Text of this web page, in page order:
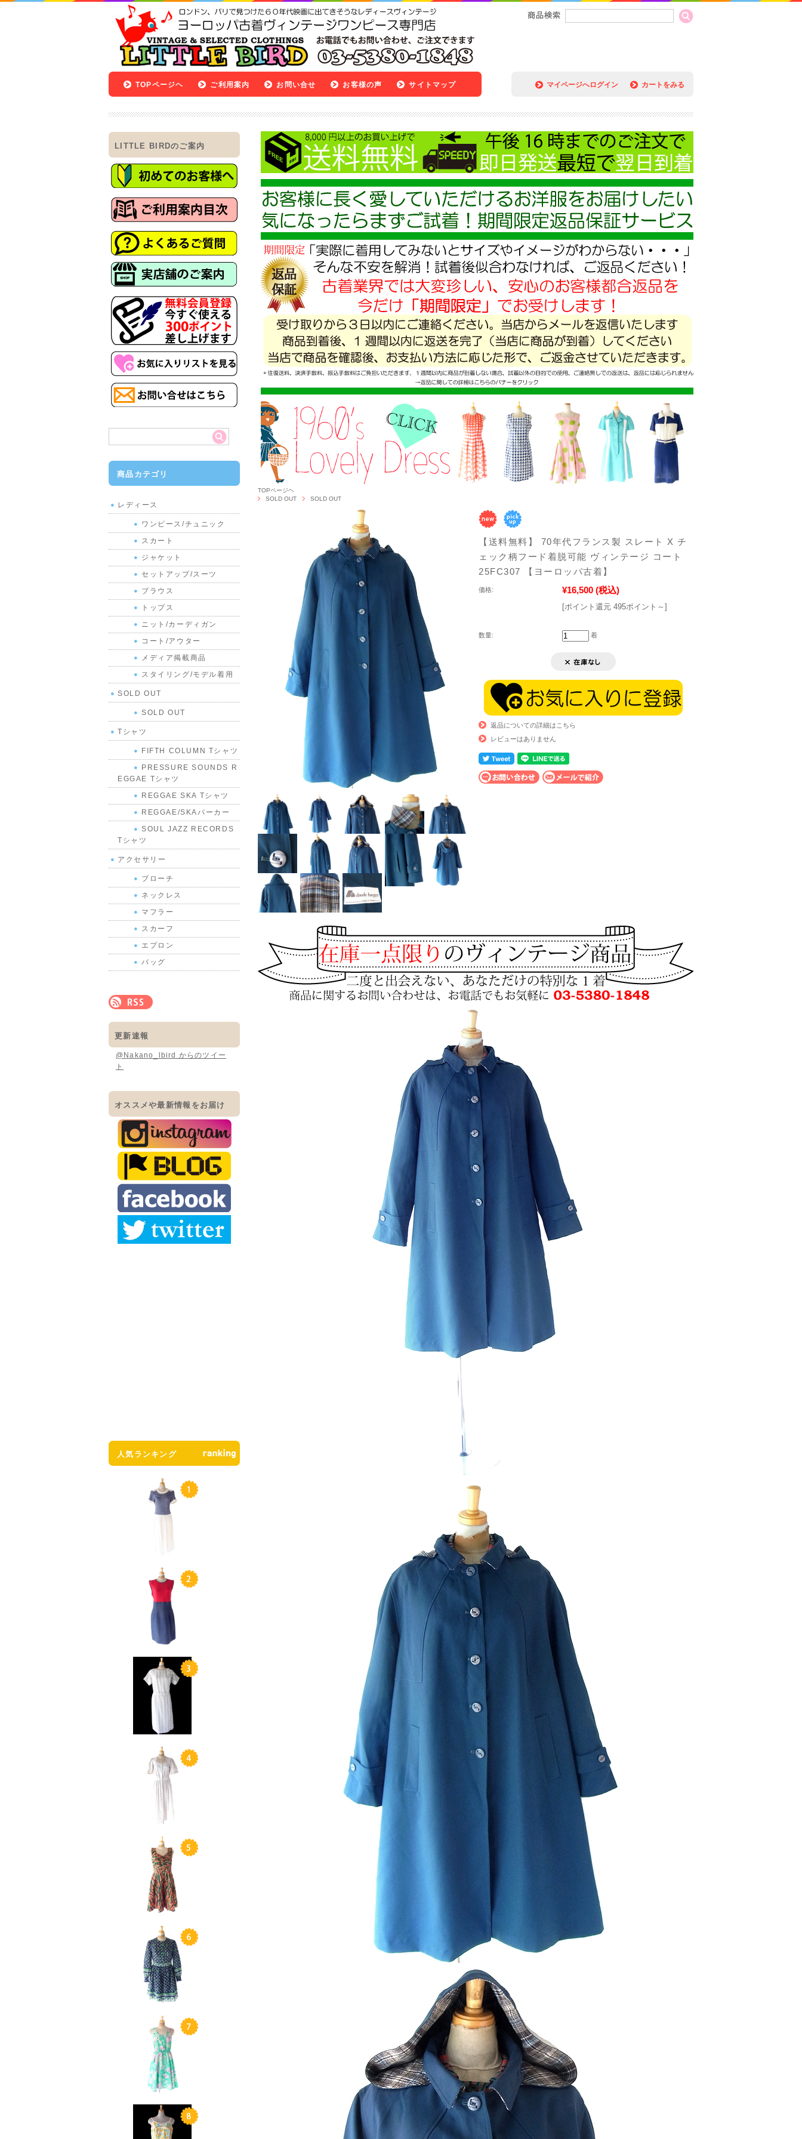
マイページへログイン カートをみる
TOPページヘ ご利用案内 お問い合せ お客様の声 サイトマップ
TOPページヘ
SOLD OUT
SOLD OUT
【送料無料】 70年代フランス製 スレート X チ
ェック柄フード着脱可能 ヴィンテージ コート
25FC307 【ヨーロッパ古着】
価格: ¥16,500 (税込)
[ポイント還元 495ポイント～]
数量: 着
返品についての詳細はこちら
レビューはありません
LITTLE BIRDのご案内
商品カテゴリ
レディース
ワンピース/チュニック
スカート
ジャケット
セットアップ/スーツ
ブラウス
トップス
ニット/カーディガン
コート/アウター
メディア掲載商品
スタイリング/モデル着用
SOLD OUT
SOLD OUT
Tシャツ
FIFTH COLUMN Tシャツ
PRESSURE SOUNDS R
EGGAE Tシャツ
REGGAE SKA Tシャツ
REGGAE/SKAパーカー
SOUL JAZZ RECORDS
Tシャツ
アクセサリー
ブローチ
ネックレス
マフラー
スカーフ
エプロン
バッグ
更新速報
@Nakano_lbird からのツイー
ト
オススメや最新情報をお届け
人気ランキング